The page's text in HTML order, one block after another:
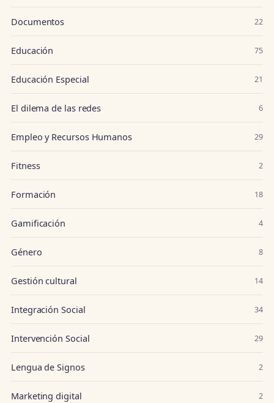
Documentos 22
Educación 75
Educación Especial 21
El dilema de las redes 6
Empleo y Recursos Humanos 29
Fitness 2
Formación 18
Gamificación 4
Género 8
Gestión cultural 14
Integración Social 34
Intervención Social 29
Lengua de Signos 2
Marketing digital 2